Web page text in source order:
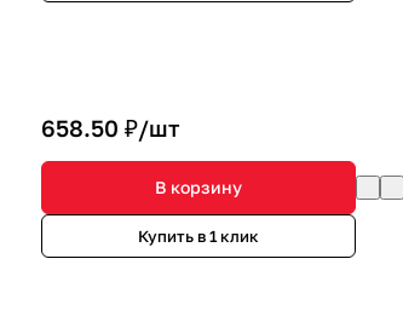
658.50 ₽/шт
В корзину
Купить в 1 клик